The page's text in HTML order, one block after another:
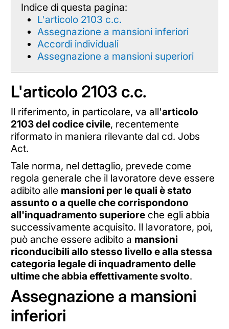
Indice di questa pagina:
L'articolo 2103 c.c.
Assegnazione a mansioni inferiori
Accordi individuali
Assegnazione a mansioni superiori
L'articolo 2103 c.c.
Il riferimento, in particolare, va all'articolo
2103 del codice civile, recentemente
riformato in maniera rilevante dal cd. Jobs
Act.
Tale norma, nel dettaglio, prevede come
regola generale che il lavoratore deve essere
adibito alle mansioni per le quali è stato
assunto o a quelle che corrispondono
all'inquadramento superioreche egli abbia
successivamente acquisito. Il lavoratore, poi,
può anche essere adibito a mansioni
riconducibili allo stesso livello e alla stessa
categoria legale di inquadramento delle
ultime che abbia effettivamente svolto.
Assegnazione a mansioni
inferiori